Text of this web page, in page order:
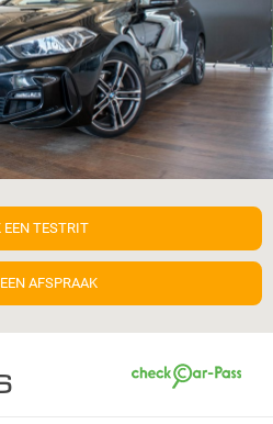
EEN TESTRIT
AFSPRAAK